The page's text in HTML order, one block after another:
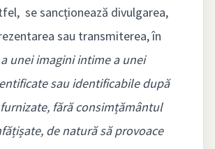
se sancționează divulgarea,
sau transmiterea, în
unei imagini intime a unei
sau identificabile după
fără consimțământul
de natură să provoace